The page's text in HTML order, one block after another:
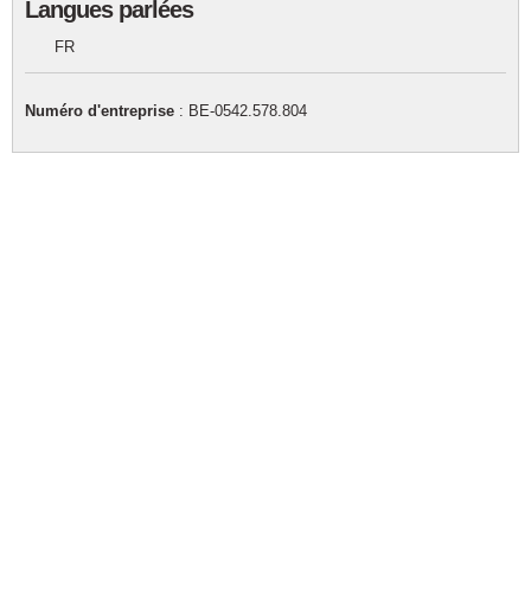
Langues parlées
FR
Numéro d'entreprise : BE-0542.578.804